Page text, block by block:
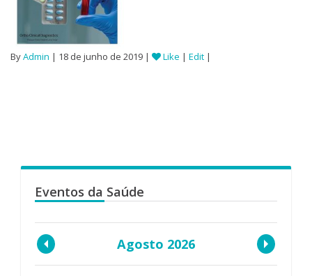
ByAdmin | 18 de junho de 2019 | Like | Edit |
Eventos da Saúde
Agosto 2026